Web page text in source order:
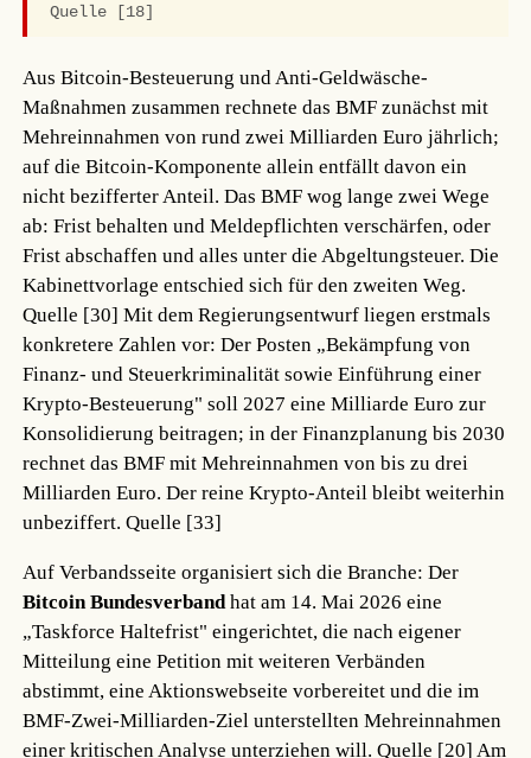
Quelle [18]
Aus Bitcoin-Besteuerung und Anti-Geldwäsche-
Maßnahmen zusammen rechnete das BMF zunächst mit
Mehreinnahmen von rund zwei Milliarden Euro jährlich;
auf die Bitcoin-Komponente allein entfällt davon ein
nicht bezifferter Anteil. Das BMF wog lange zwei Wege
ab: Frist behalten und Meldepflichten verschärfen, oder
Frist abschaffen und alles unter die Abgeltungsteuer. Die
Kabinettvorlage entschied sich für den zweiten Weg.
Quelle [30] Mit dem Regierungsentwurf liegen erstmals
konkretere Zahlen vor: Der Posten „Bekämpfung von
Finanz- und Steuerkriminalität sowie Einführung einer
Krypto-Besteuerung" soll 2027 eine Milliarde Euro zur
Konsolidierung beitragen; in der Finanzplanung bis 2030
rechnet das BMF mit Mehreinnahmen von bis zu drei
Milliarden Euro. Der reine Krypto-Anteil bleibt weiterhin
unbeziffert.Quelle [33]
Auf Verbandsseite organisiert sich die Branche: Der
Bitcoin Bundesverbandhat am 14. Mai 2026 eine
„Taskforce Haltefrist" eingerichtet, die nach eigener
Mitteilung eine Petition mit weiteren Verbänden
abstimmt, eine Aktionswebseite vorbereitet und die im
BMF-Zwei-Milliarden-Ziel unterstellten Mehreinnahmen
einer kritischen Analyse unterziehen will.Quelle [20] Am